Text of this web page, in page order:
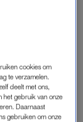
na een
cookies om
te verzamelen.
deelt met ons,
het gebruik van onze
Daarnaast
gebruiken om onze